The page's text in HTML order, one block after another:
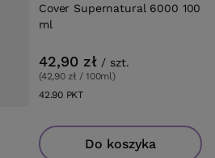
Cover Supernatural 6000 100
ml
42,90 zł / szt.
(42,90 zł / 100ml)
42.90PKTpunktów
Do koszyka